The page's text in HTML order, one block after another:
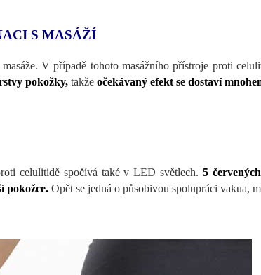
S MASÁŽÍ
V případě tohoto masážního přístroje proti
pokožky, takže očekávaný efekt se dostaví
celulitidě spočívá také v LED světlech. 5
pokožce. Opět se jedná o působivou spolupráci vakua,